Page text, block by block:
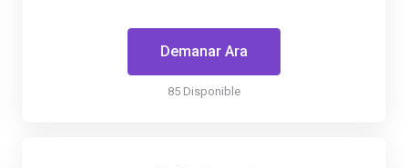
Demanar Ara
85 Disponible